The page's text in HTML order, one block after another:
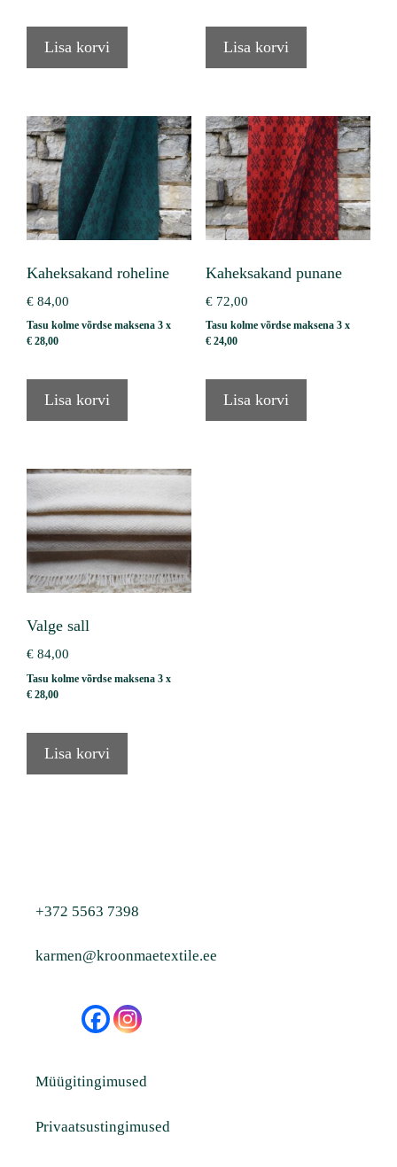
Lisa korvi Lisa korvi
Kaheksakand roheline
€ 84,00
Tasu kolme võrdse maksena 3 x
€ 28,00
Lisa korvi
Kaheksakand punane
€72,00
Tasu kolme võrdse maksena 3 x
€24,00
Lisa korvi
Valge sall
€ 84,00
Tasu kolme võrdse maksena 3 x
€ 28,00
Lisa korvi
+372 5563 7398
karmen@kroonmaetextile.ee
Müügitingimused
Privaatsustingimused